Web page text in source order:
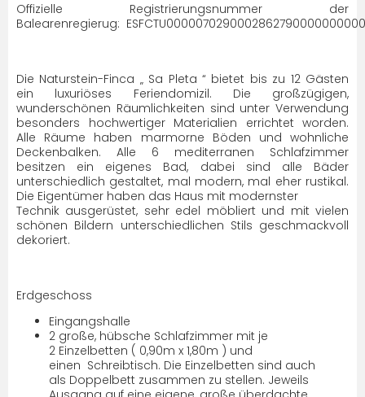
Offizielle Registrierungsnummer der
Balearenregierug:
Die Naturstein-Finca „ Sa Pleta “ bietet bis zu 12 Gästen
ein luxuriöses Feriendomizil. Die großzügigen,
wunderschönen Räumlichkeiten sind unter Verwendung
besonders hochwertiger Materialien errichtet worden.
Alle Räume haben marmorne Böden und wohnliche
Deckenbalken. Alle 6 mediterranen Schlafzimmer
besitzen ein eigenes Bad, dabei sind alle Bäder
unterschiedlich gestaltet, mal modern, mal eher rustikal.
Die Eigentümer haben das Haus mit modernster
Technik ausgerüstet, sehr edel möbliert und mit vielen
schönen Bildern unterschiedlichen Stils geschmackvoll
dekoriert.
Erdgeschoss
Eingangshalle
2 große, hübsche Schlafzimmer mit je
2 Einzelbetten ( 0,90m x 1,80m ) und
einen Schreibtisch. Die Einzelbetten sind auch
als Doppelbett zusammen zu stellen. Jeweils